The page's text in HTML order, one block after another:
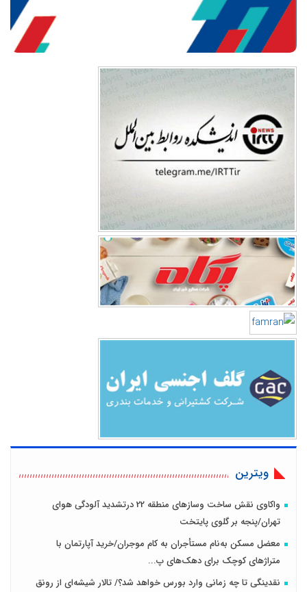
ویترین
واکاوی نقش ساخت وسازهای منطقه 22 درتشدید آلودگی هوای
تهران/پنجه بر گلوی پایتخت
معضل مسکن به‌نام مستأجران به کام موجران/خرید آپارتمان با
متراژهای کوچک برای دهک‌های پ...
نقدینگی تا چه زمانی وارد بورس خواهد شد؟/ تالار شیشه‌ای از رونق